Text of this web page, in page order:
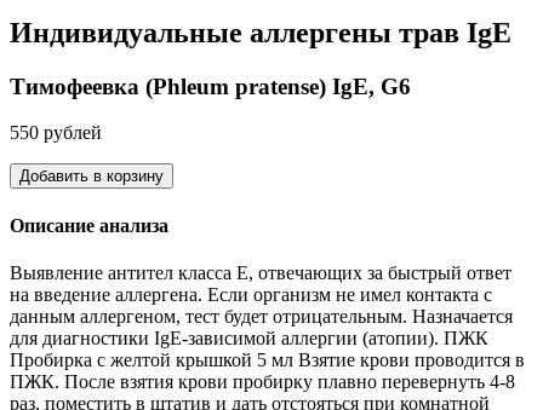
Индивидуальные аллергены трав IgE
Тимофеевка (Phleum pratense) IgE, G6
550 рублей
Добавить в корзину
Описание анализа
Выявление антител класса Е, отвечающих за быстрый ответ
на введение аллергена. Если организм не имел контакта с
данным аллергеном, тест будет отрицательным. Назначается
для диагностики IgE-зависимой аллергии (атопии). ПЖК
Пробирка с желтой крышкой 5 мл Взятие крови проводится в
ПЖК. После взятия крови пробирку плавно перевернуть 4-8
раз, поместить в штатив и дать отстояться при комнатной